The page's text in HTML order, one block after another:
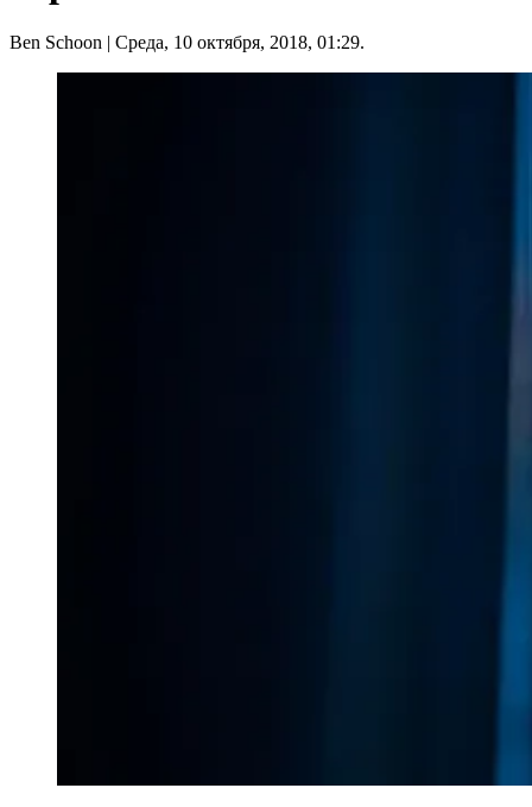
Ben Schoon | Среда, 10 октября, 2018, 01:29.